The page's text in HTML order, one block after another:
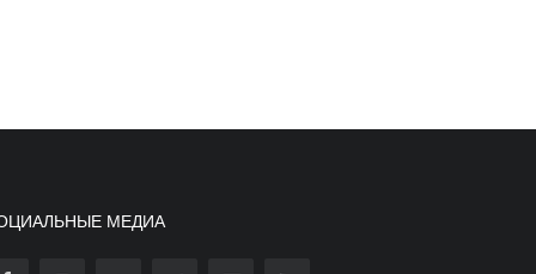
МЕДИА